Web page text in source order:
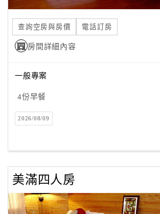
合
作
提
案
店
作
商
合
作
查詢空房與房價 電話訂房
房間詳細內容
一般專案
4份早餐
2026/08/09
美滿四人房